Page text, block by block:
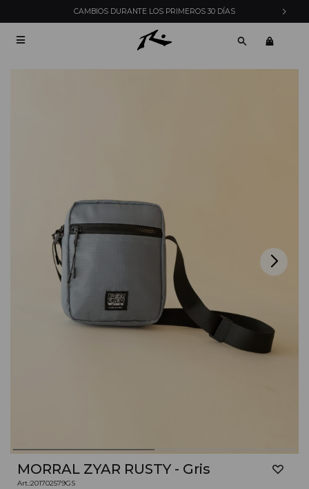
CAMBIOS DURANTE LOS PRIMEROS 30 DÍAS

MORRAL ZYAR RUSTY - Gris
201702579GS